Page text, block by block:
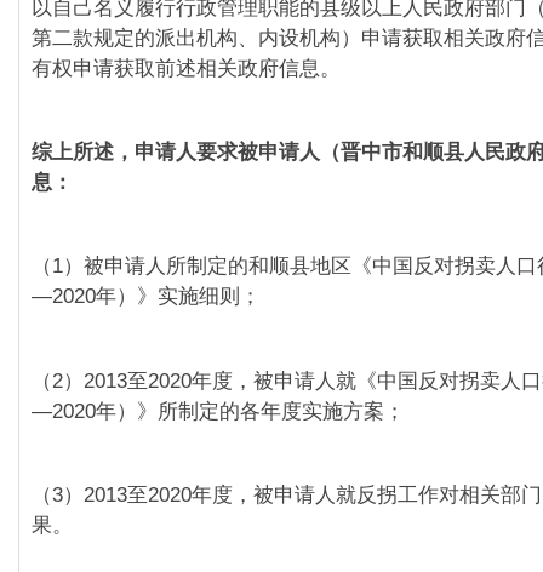
以自己名义履行行政管理职能的县级以上人民政府部门
第二款规定的派出机构、内设机构）申请获取相关政府
有权申请获取前述相关政府信息。
综上所述，申请人要求被申请人（晋中市和顺县人民政
息：
（1）被申请人所制定的和顺县地区《中国反对拐卖人
—2020年）》实施细则；
（2）2013至2020年度，被申请人就《中国反对拐卖人
—2020年）》所制定的各年度实施方案；
（3）2013至2020年度，被申请人就反拐工作对相关部
果。